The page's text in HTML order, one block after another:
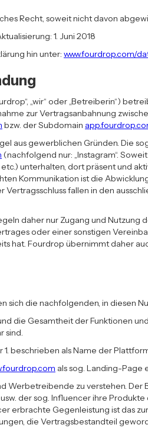
Recht, soweit nicht davon
1. Juni 2018
hin unter: www.fourdrop.com/
„wir“ oder „Betreiberin“)
zur Vertragsanbahnung
bzw. der Subdomain
aus gewerblichen Gründen. Die
(nachfolgend nur: „Instagram“.
unterhalten, dort präsent und
Kommunikation ist die
fallen in den
daher nur Zugang und
oder einer sonstigen
hat. Fourdrop übernimmt daher
sich die nachfolgenden, in diesen
die Gesamtheit der Funktionen
sind.
beschrieben als Name der
als sog. Landing-Page
Werbetreibende zu verstehen.
der sog. Influencer ihre
erbrachte Gegenleistung ist das
die Vertragsbestandteil